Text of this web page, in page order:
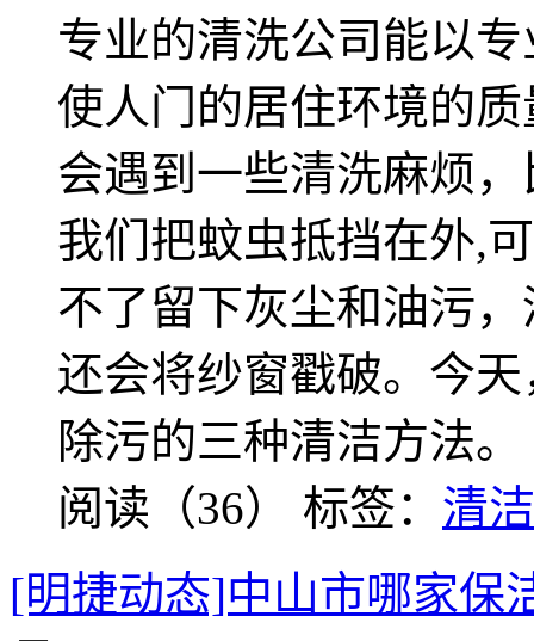
专业的清洗公司能以
使人门的居住环境的
会遇到一些清洗麻烦
我们把蚊虫抵挡在外,
不了留下灰尘和油污
还会将纱窗戳破。今
除污的三种清洁方法。
阅读（36） 标签： 清
[明捷动态]中山市哪家保